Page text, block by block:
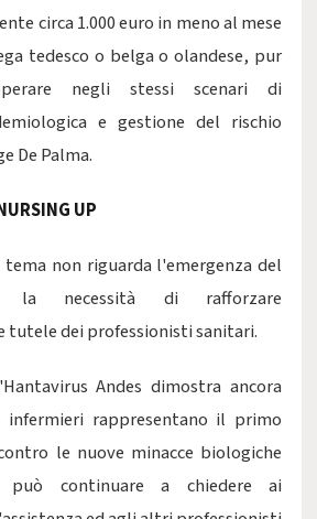
circa 1.000 euro in meno al mese
tedesco o belga o olandese, pur
negli stessi scenari di
e gestione del rischio
De Palma.
UP
non riguarda l'emergenza del
la necessità di rafforzare
dei professionisti sanitari.
Andes dimostra ancora
rappresentano il primo
le nuove minacce biologiche
continuare a chiedere ai